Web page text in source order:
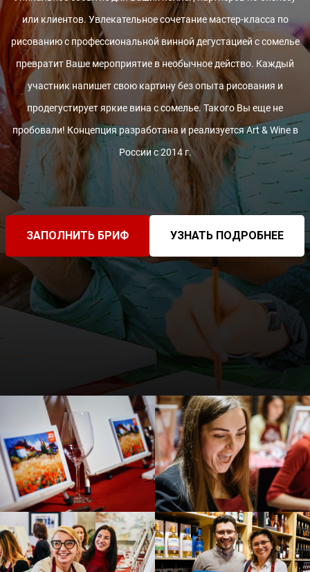
или клиентов. Увлекательное сочетание мастер-класса по
рисованию с профессиональной винной дегустацией с сомелье
превратит Ваше мероприятие в необычное действо. Каждый
участник напишет свою картину без опыта рисования и
продегустирует яркие вина с сомелье. Такого Вы еще не
пробовали! Концепция разработана и реализуется Art & Wine в
России с 2014 г.
ЗАПОЛНИТЬ БРИФ УЗНАТЬ ПОДРОБНЕЕ